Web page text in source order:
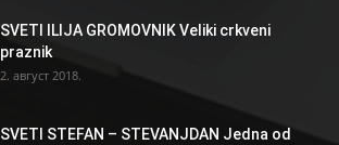
SVETI ILIJA GROMOVNIK Veliki crkveni
praznik
2. август 2018.
SVETI STEFAN – STEVANJDAN Jedna od